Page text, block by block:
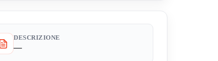
DESCRIZIONE
—